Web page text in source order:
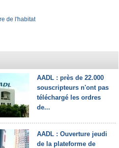
de l'habitat
AADL : près de 22.000
souscripteurs n'ont pas
téléchargé les ordres
de...
AADL : Ouverture jeudi
de la plateforme de